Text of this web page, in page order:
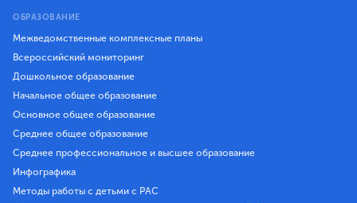
ОБРАЗОВАНИЕ
Межведомственные комплексные планы
Всероссийский мониторинг
Дошкольное образование
Начальное общее образование
Основное общее образование
Среднее общее образование
Среднее профессиональное и высшее образование
Инфографика
Методы работы с детьми с РАС